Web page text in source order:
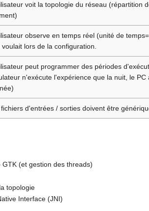
voit la topologie du réseau (répartition
observe en temps réel (unité de
voulait lors de la configuration.
peut programmer des périodes
n'exécute l'expérience que la nuit, le PC
fichiers d'entrées / sorties doivent être
(et gestion des threads)
topologie
Interface (JNI)